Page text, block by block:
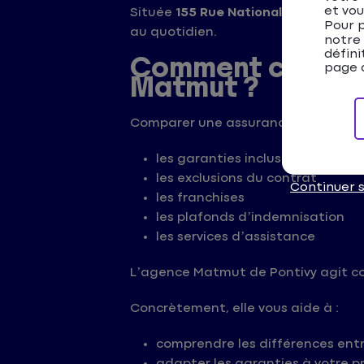
Située 155 Rue Nationale à Pontivy,
au quotidien.
Comment
Matmut ?
Comparer une assurance consiste
les garanties incluses
les exclusions du contrat
les franchises
les plafonds d’indemnisation
les services d’assistance
L’agence Matmut de Pontivy agit
Concrètement, elle vous aide à :
comprendre les différences
et
Pour
notre
page
Continuer